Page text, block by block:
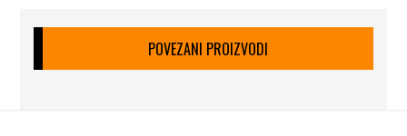
POVEZANI PROIZVODI